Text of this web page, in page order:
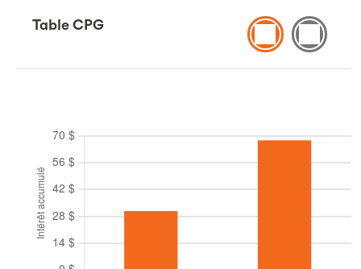
Table CPG